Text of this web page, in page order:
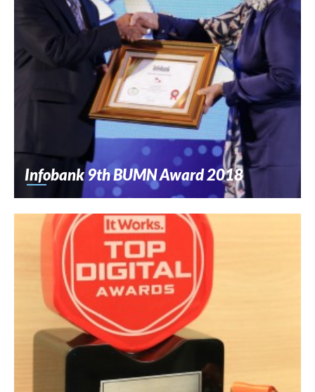
Infobank 9th BUMN Award 2018